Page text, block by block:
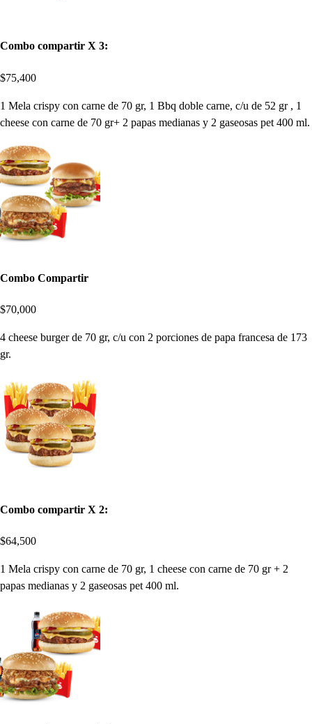
Combo compartir X 3:
$75,400
1 Mela crispy con carne de 70 gr, 1 Bbq doble carne, c/u de 52 gr , 1
cheese con carne de 70 gr+ 2 papas medianas y 2 gaseosas pet 400 ml.
Combo Compartir
$70,000
4 cheese burger de 70 gr, c/u con 2 porciones de papa francesa de 173
gr.
Combo compartir X 2:
$64,500
1 Mela crispy con carne de 70 gr, 1 cheese con carne de 70 gr + 2
papas medianas y 2 gaseosas pet 400 ml.